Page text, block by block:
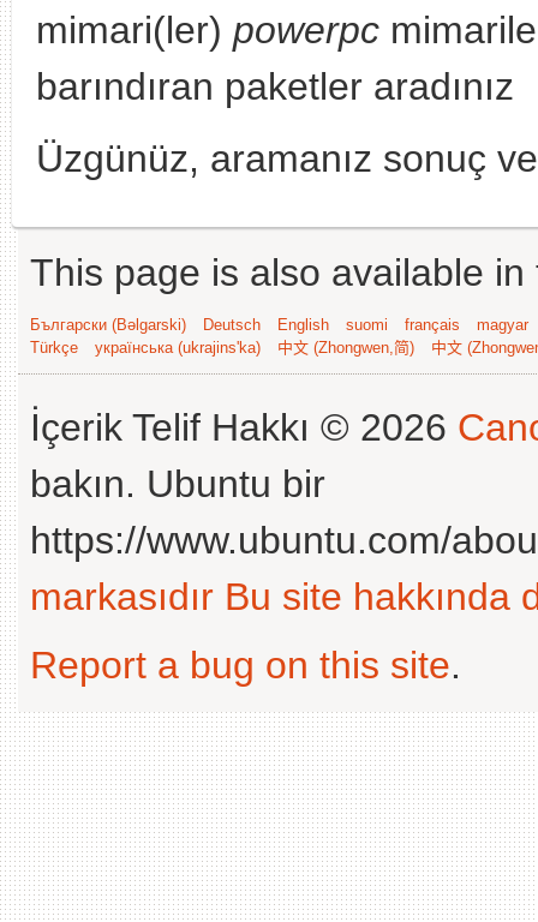
mimari(ler) powerpc
barındıran paketler aradınız
Üzgünüz, aramanız sonuç
This page is also available
Български (Bəlgarski) Deutsch English suomi français
magyar
Türkçe
українська (ukrajins'ka) 中文 (Zhongwen,简) 中文
İçerik Telif Hakkı © 2026
bakın. Ubuntu bir
https://www.ubuntu.com/
markasıdır Bu site hakkında
Report a bug on this site.